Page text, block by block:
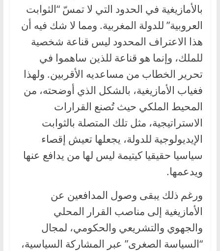
بالأمازيغية في الحدود التي لا تمسّ “الثوابت
العروبية” للدولة المغربية. ومما لا شك فيه أن
هذا الاعتراف المحدود ليس قناعة شخصية
للملك، وإنما هو قناعة للذين ساهموا في
تحرير الخطاب من مساعديه الأقربين. ولهذا
فغياب الأمازيغية، بالشكل الذي أوضحته، من
المحيط الملكي حيث تُصنع القرارات
الاستراتيجية، مثل تلك المتصلة بالثوابت
الإيديولوجية للدولة، يجعلها تعيش إقصاء
سياسيا حقيقيا كيتيمة ليس لها من يدافع عنها
ويدعمها.
ورغم ذلك يبقى وصول المدافعين عن
الأمازيغية إلى مناصب القرار المحلي
والجهوي والتشريعي والحكومي، لمجال
“السياسة الصغرى” عبر المشاركة السياسية،